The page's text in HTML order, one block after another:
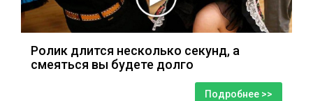
Ролик длится несколько секунд, а
смеяться вы будете долго
Подробнее >>